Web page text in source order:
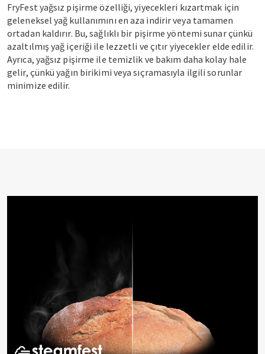
FryFest yağsız pişirme özelliği, yiyecekleri kızartmak için
geleneksel yağ kullanımını en aza indirir veya tamamen
ortadan kaldırır. Bu, sağlıklı bir pişirme yöntemi sunar çünkü
azaltılmış yağ içeriği ile lezzetli ve çıtır yiyecekler elde edilir.
Ayrıca, yağsız pişirme ile temizlik ve bakım daha kolay hale
gelir, çünkü yağın birikimi veya sıçramasıyla ilgili sorunlar
minimize edilir.